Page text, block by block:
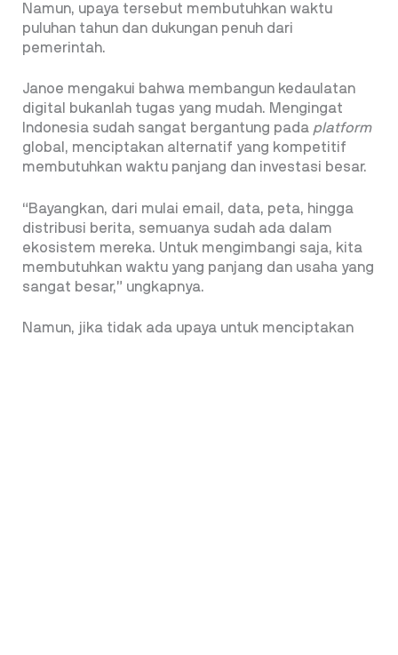
Namun, upaya tersebut membutuhkan waktu
puluhan tahun dan dukungan penuh dari
pemerintah.
Janoe mengakui bahwa membangun kedaulatan
digital bukanlah tugas yang mudah. Mengingat
Indonesia sudah sangat bergantung pada platform
global, menciptakan alternatif yang kompetitif
membutuhkan waktu panjang dan investasi besar.
“Bayangkan, dari mulai email, data, peta, hingga
distribusi berita, semuanya sudah ada dalam
ekosistem mereka. Untuk mengimbangi saja, kita
membutuhkan waktu yang panjang dan usaha yang
sangat besar,” ungkapnya.
Namun, jika tidak ada upaya untuk menciptakan